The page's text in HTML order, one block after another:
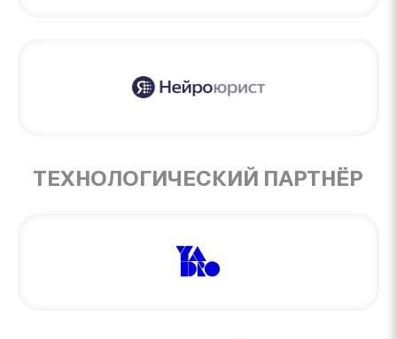
ТЕХНОЛОГИЧЕСКИЙ ПАРТНЁР